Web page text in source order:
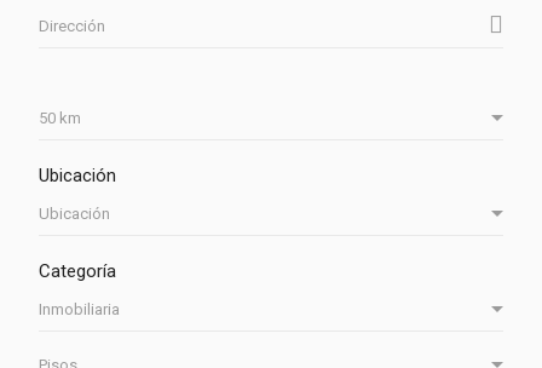
Ubicación
Categoría